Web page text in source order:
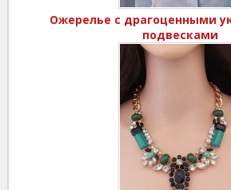
Ожерелье с драгоценными
подвесками